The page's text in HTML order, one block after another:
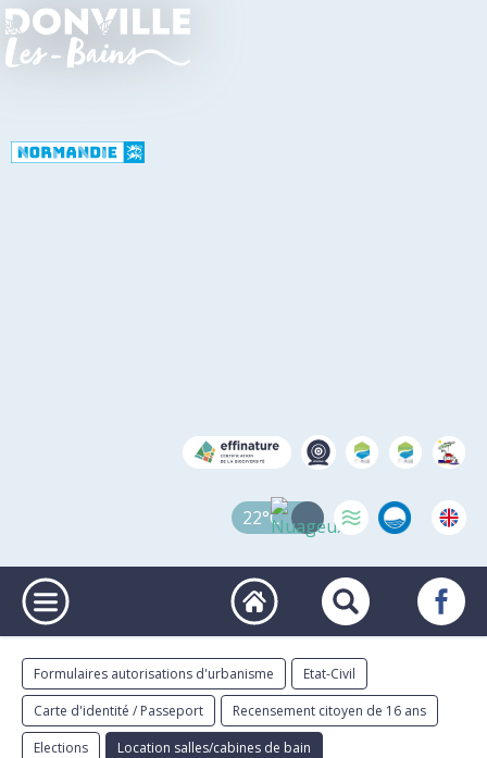
22°C
Formulaires autorisations d'urbanisme
Etat-Civil
Carte d'identité / Passeport
Recensement citoyen de 16 ans
Elections
Location salles/cabines de bain